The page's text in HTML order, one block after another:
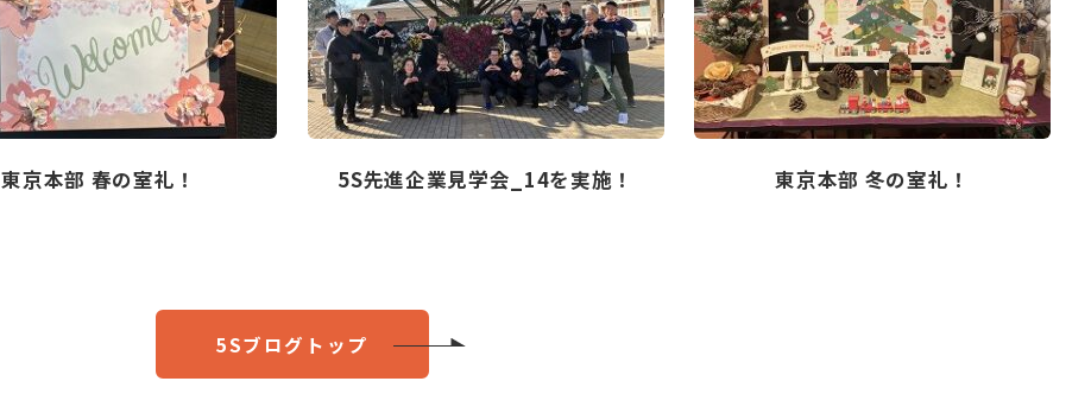
東京本部 春の室礼！ 5S先進企業見学会_14を実施！ 東京本部 冬の室礼！
5Sブログトップ